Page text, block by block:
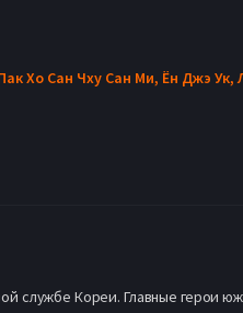
Хо Сан Чху Сан Ми, Ён Джэ Ук,
службе Кореи. Главные герои